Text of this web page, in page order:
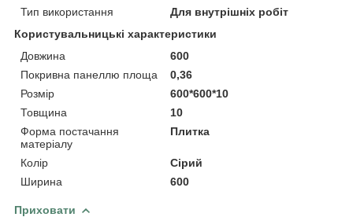
Тип використання
Для внутрішніх робіт
Користувальницькі характеристики
Довжина
600
Покривна панеллю площа
0,36
Розмір
600*600*10
Товщина
10
Форма постачання
матеріалу
Плитка
Колір
Сірий
Ширина
600
Приховати